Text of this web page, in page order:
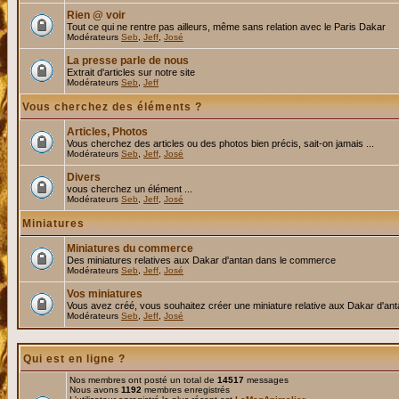
Rien @ voir
Tout ce qui ne rentre pas ailleurs, même sans relation avec le Paris Dakar
Modérateurs Seb Jeff José
La presse parle de nous
Extrait d'articles sur notre site
Modérateurs Seb Jeff
Vous cherchez des éléments ?
Articles, Photos
Vous cherchez des articles ou des photos bien précis, sait-on jamais ...
Modérateurs Seb Jeff José
Divers
vous cherchez un élément ...
Modérateurs Seb Jeff José
Miniatures
Miniatures du commerce
Des miniatures relatives aux Dakar d'antan dans le commerce
Modérateurs Seb Jeff José
Vos miniatures
Vous avez créé, vous souhaitez créer une miniature relative aux Dakar
Modérateurs Seb Jeff José
Qui est en ligne ?
Nos membres ont posté un total de 14517 messages
Nous avons 1192 membres enregistrés